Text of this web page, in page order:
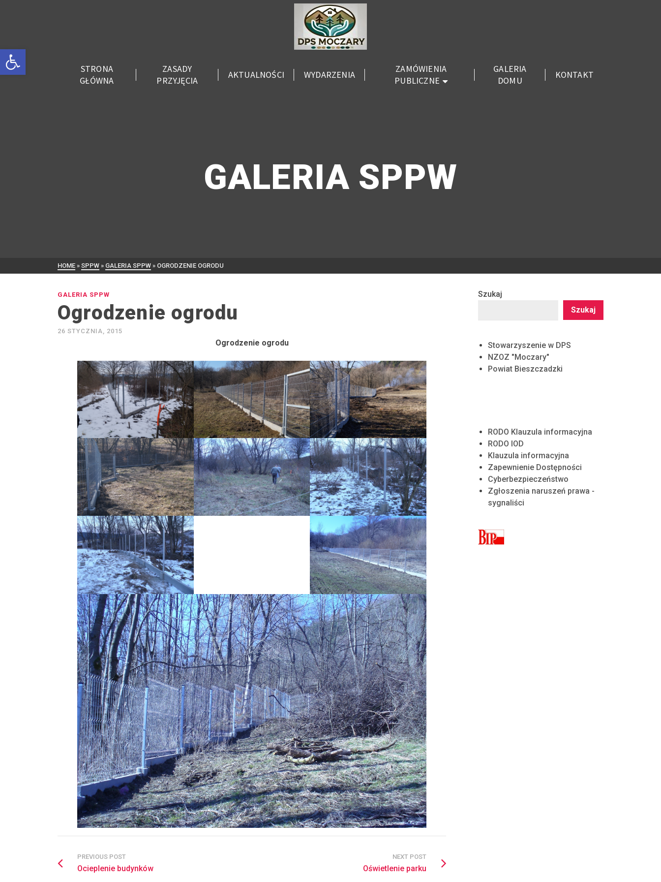
Otwórz pasek narzędzi
STRONA
GŁÓWNA
ZASADY
PRZYJĘCIA
AKTUALNOŚCI WYDARZENIA
ZAMÓWIENIA
PUBLICZNE
GALERIA
DOMU
KONTAKT
GALERIA SPPW
HOME » SPPW » GALERIA SPPW » OGRODZENIE OGRODU
GALERIA SPPW
Ogrodzenie ogrodu
26 STYCZNIA, 2015
Ogrodzenie ogrodu
PREVIOUS POST
Ocieplenie budynków
NEXT POST
Oświetlenie parku
Szukaj
Szukaj
Stowarzyszenie w DPS
NZOZ "Moczary"
Powiat Bieszczadzki
RODO Klauzula informacyjna
RODO IOD
Klauzula informacyjna
Zapewnienie Dostępności
Cyberbezpieczeństwo
Zgłoszenia naruszeń prawa -
sygnaliści